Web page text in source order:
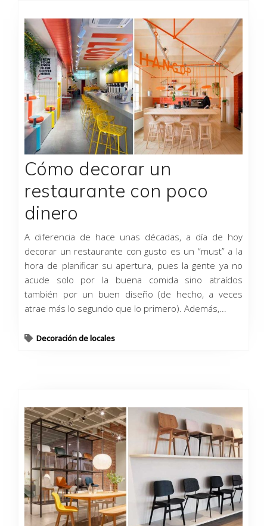
Cómo decorar un
restaurante con poco
dinero
A diferencia de hace unas décadas, a día de hoy
decorar un restaurante con gusto es un “must” a la
hora de planificar su apertura, pues la gente ya no
acude solo por la buena comida sino atraídos
también por un buen diseño (de hecho, a veces
atrae más lo segundo que lo primero). Además,...
Decoración de locales